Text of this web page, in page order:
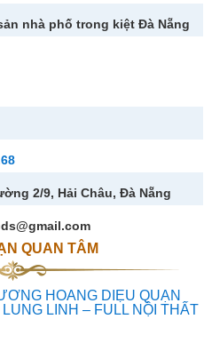
nhà phố trong kiệt Đà Nẵng
2/9, Hải Châu, Đà Nẵng
QUAN TÂM